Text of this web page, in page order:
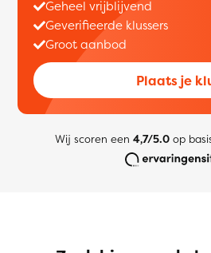
Geheel vrijblijvend
Geverifieerde klussers
Groot aanbod
Plaats je
Wij scoren een 4,7/5.0op